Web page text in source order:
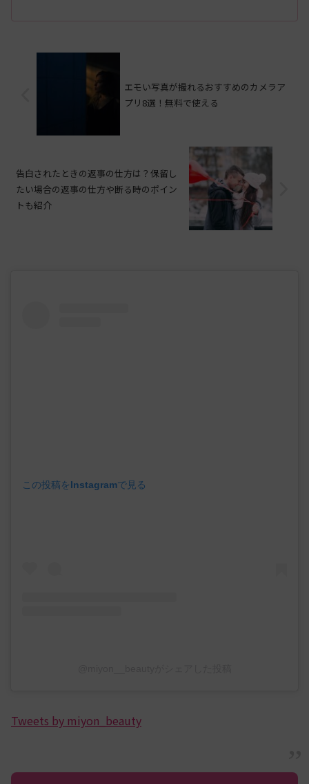
エモい写真が撮れるおすすめのカメラア
プリ8選！無料で使える
告白されたときの返事の仕方は？保留し
たい場合の返事の仕方や断る時のポイン
トも紹介
この投稿をInstagramで見る
Tweets by miyon_beauty